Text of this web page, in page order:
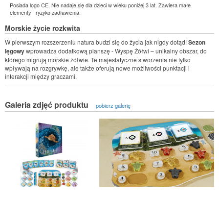
Posiada logo CE. Nie nadaje się dla dzieci w wieku poniżej 3 lat. Zawiera małe
elementy - ryzyko zadławienia.
Morskie życie rozkwita
W pierwszym rozszerzeniu natura budzi się do życia jak nigdy dotąd!Sezon
lęgowywprowadza dodatkową planszę - Wyspę Żółwi – unikalny obszar, do
którego migrują morskie żółwie. Te majestatyczne stworzenia nie tylko
wpływają na rozgrywkę, ale także oferują nowe możliwości punktacji i
interakcji między graczami.
Galeria zdjęć produktu pobierz galerię